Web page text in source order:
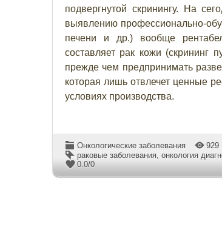
подвергнутой скринингу. На
выявлению профессионально-
печени и др.) вообще
составляет рак кожи (скрининг
прежде чем предпринимать
которая лишь отвлечет ценные
условиях производства.
Онкологические заболевания
929
раковые заболевания, онкология
0.0/0